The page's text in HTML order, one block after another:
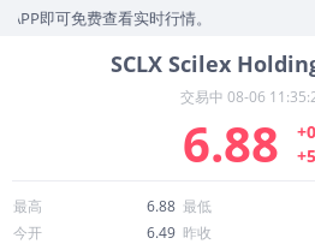
可免费查看实时行情。
SCLX Scilex
交易中 08-06
6.88
最高 6.88 最低
今开
6.49 昨收